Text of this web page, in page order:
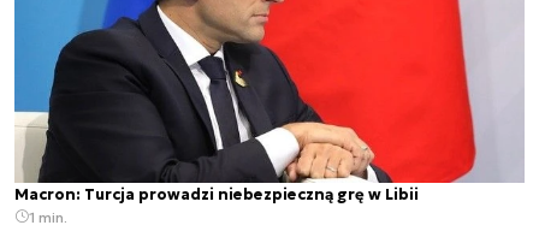
Macron: Turcja prowadzi niebezpieczną grę w Libii
1 min.